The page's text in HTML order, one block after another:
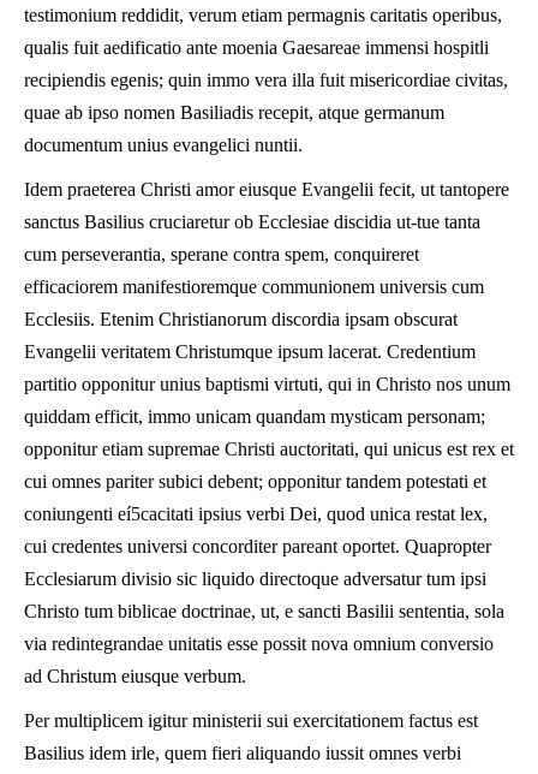
testimonium reddidit, verum etiam permagnis caritatis operibus,
qualis fuit aedificatio ante moenia Gaesareae immensi hospitli
recipiendis egenis; quin immo vera illa fuit misericordiae civitas,
quae ab ipso nomen Basiliadis recepit, atque germanum
documentum unius evangelici nuntii.
Idem praeterea Christi amor eiusque Evangelii fecit, ut tantopere
sanctus Basilius cruciaretur ob Ecclesiae discidia ut-tue tanta
cum perseverantia, sperane contra spem, conquireret
efficaciorem manifestioremque communionem universis cum
Ecclesiis. Etenim Christianorum discordia ipsam obscurat
Evangelii veritatem Christumque ipsum lacerat. Credentium
partitio opponitur unius baptismi virtuti, qui in Christo nos unum
quiddam efficit, immo unicam quandam mysticam personam;
opponitur etiam supremae Christi auctoritati, qui unicus est rex et
cui omnes pariter subici debent; opponitur tandem potestati et
coniungenti eí5cacitati ipsius verbi Dei, quod unica restat lex,
cui credentes universi concorditer pareant oportet. Quapropter
Ecclesiarum divisio sic liquido directoque adversatur tum ipsi
Christo tum biblicae doctrinae, ut, e sancti Basilii sententia, sola
via redintegrandae unitatis esse possit nova omnium conversio
ad Christum eiusque verbum.
Per multiplicem igitur ministerii sui exercitationem factus est
Basilius idem irle, quem fieri aliquando iussit omnes verbi